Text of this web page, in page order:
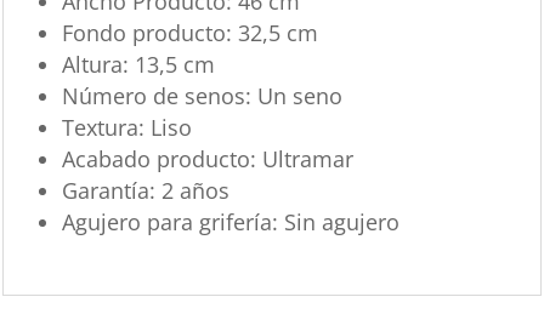
Fondo producto: 32,5 cm
Altura: 13,5 cm
Número de senos: Un seno
Textura: Liso
Acabado producto: Ultramar
Garantía: 2 años
Agujero para grifería: Sin agujero